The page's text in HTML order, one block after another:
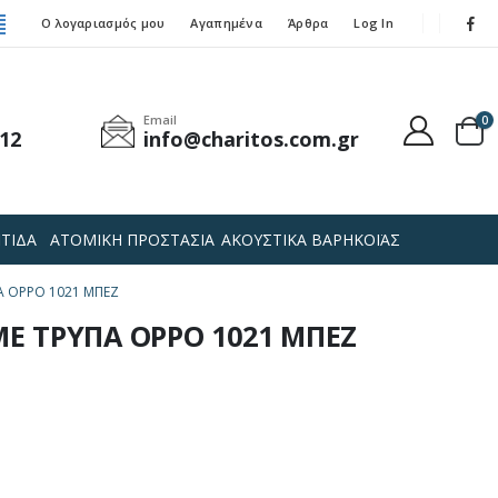
Ο λογαριασμός μου Αγαπημένα Άρθρα Log In
Email
info@charitos.com.gr
0
ΑΤΟΜΙΚΗ ΠΡΟΣΤΑΣΙΑ ΑΚΟΥΣΤΙΚΑ ΒΑΡΗΚΟΪΑΣ
OPPO 1021 ΜΠΕΖ
ΤΡΥΠΑ OPPO 1021 ΜΠΕΖ